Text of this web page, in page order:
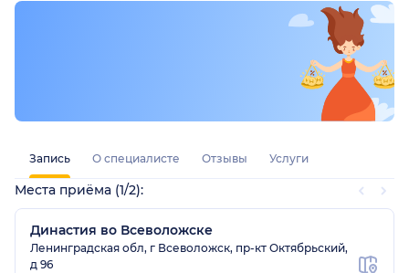
Запись О специалисте Отзывы Услуги
Места приёма (1/2):
Династия во Всеволожске
Ленинградская обл, г Всеволожск, пр-кт Октябрьский,
д 96